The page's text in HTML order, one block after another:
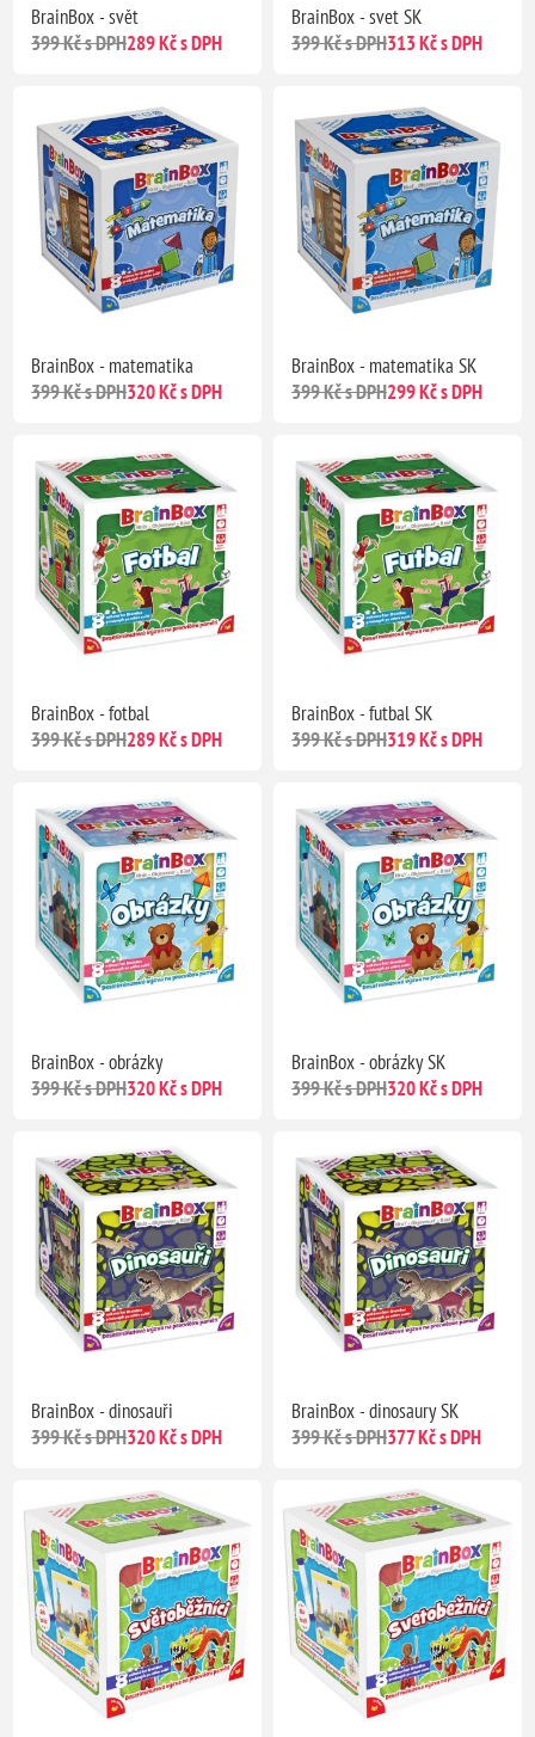
BrainBox - svět
399 Kč s DPH289 Kč s DPH
BrainBox - svet SK
399 Kč s DPH313 Kč s DPH
BrainBox - matematika
399 Kč s DPH320 Kč s DPH
BrainBox - matematika SK
399 Kč s DPH299 Kč s DPH
BrainBox - fotbal
399 Kč s DPH289 Kč s DPH
BrainBox - futbal SK
399 Kč s DPH319 Kč s DPH
BrainBox - obrázky
399 Kč s DPH320 Kč s DPH
BrainBox - obrázky SK
399 Kč s DPH320 Kč s DPH
BrainBox - dinosauři
399 Kč s DPH320 Kč s DPH
BrainBox - dinosaury SK
399 Kč s DPH377 Kč s DPH